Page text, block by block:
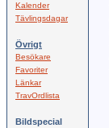
Kalender
Tävlingsdagar
Övrigt
Besökare
Favoriter
Länkar
TravOrdlista
Bildspecial